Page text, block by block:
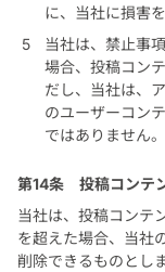
に、当社に損害
当社は、禁止事
場合、投稿コン
だし、当社は、
のユーザーコン
ではありません。
第14条
投稿コンテ
当社は、投稿コンテ
を超えた場合、当社
削除できるものとしま